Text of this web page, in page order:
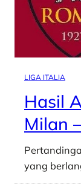
LIGA ITALIA
Hasil
Milan
yang